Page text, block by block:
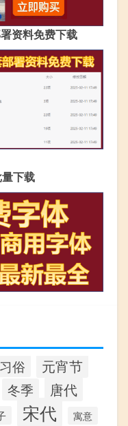
资料免费下载
下载
习俗 元宵节
冬季 唐代
宋代 寓意